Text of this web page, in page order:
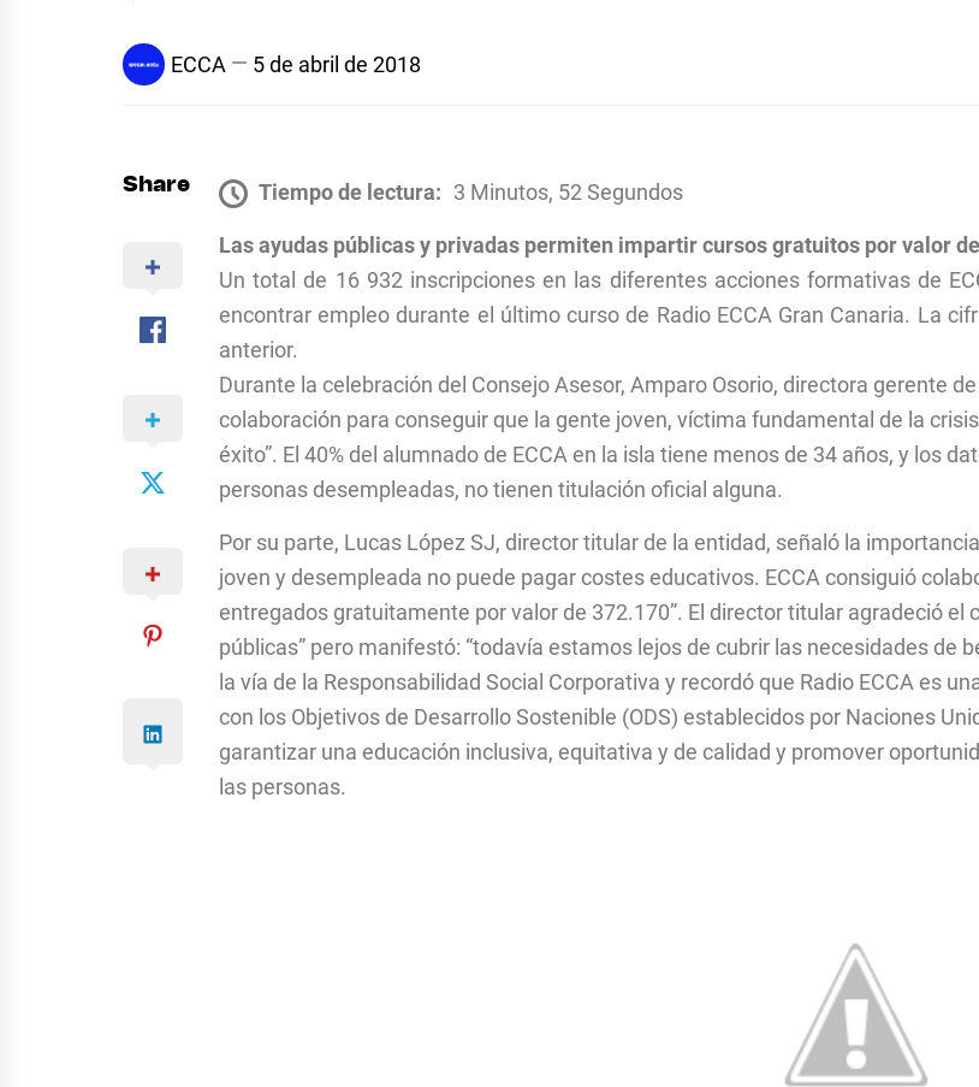
ECCA 5 de abril de 2018
Share Tiempo de lectura: 3 Minutos, 52 Segundos
Las ayudas públicas y privadas permiten impartir cursos gratuitos por valor
Un total de 16 932 inscripciones en las diferentes acciones formativas de
encontrar empleo durante el último curso de Radio ECCA Gran Canaria. La
anterior.
Durante la celebración del Consejo Asesor, Amparo Osorio, directora gerente
colaboración para conseguir que la gente joven, víctima fundamental de la
éxito”. El 40% del alumnado de ECCA en la isla tiene menos de 34 años, y los
personas desempleadas, no tienen titulación oficial alguna.
Por su parte, Lucas López SJ, director titular de la entidad, señaló la
joven y desempleada no puede pagar costes educativos. ECCA consiguió
entregados gratuitamente por valor de 372.170”. El director titular agradeció
públicas” pero manifestó: “todavía estamos lejos de cubrir las necesidades de
la vía de la Responsabilidad Social Corporativa y recordó que Radio ECCA es
con los Objetivos de Desarrollo Sostenible (ODS) establecidos por Naciones
garantizar una educación inclusiva, equitativa y de calidad y promover
las personas.